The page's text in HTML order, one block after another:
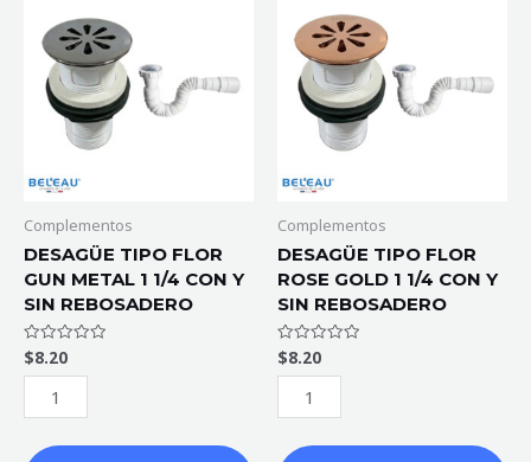
Complementos
DESAGÜE TIPO FLOR
GUN METAL 1 1/4 CON Y
SIN REBOSADERO
Valorado
con
$8.20
FLOR
GUN
METAL
CON
Y
SIN
REBOSADERO
cantidad
Complementos
DESAGÜE TIPO FLOR
ROSE GOLD 1 1/4 CON Y
SIN REBOSADERO
Valorado
con
$8.20
TIPO
FLOR
ROSE
GOLD
CON
Y
SIN
REBOSADERO
cantidad